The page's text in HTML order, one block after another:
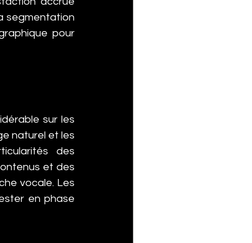
segmentation
pour
sur les
naturel et les
des
et des
vocale. Les
en phase